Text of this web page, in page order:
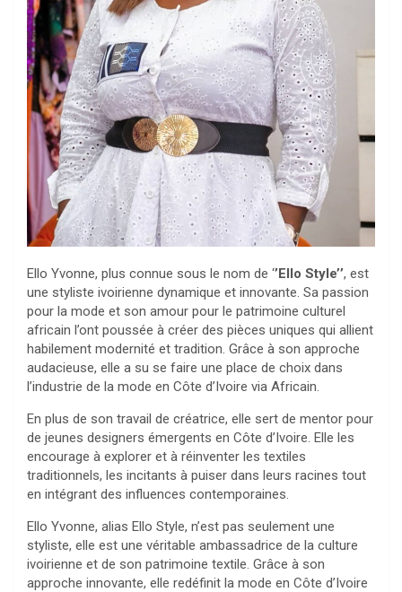
Ello Yvonne, plus connue sous le nom de ‘’Ello Style’’, est
une styliste ivoirienne dynamique et innovante. Sa passion
pour la mode et son amour pour le patrimoine culturel
africain l’ont poussée à créer des pièces uniques qui allient
habilement modernité et tradition. Grâce à son approche
audacieuse, elle a su se faire une place de choix dans
l’industrie de la mode en Côte d’Ivoire via Africain.
En plus de son travail de créatrice, elle sert de mentor pour
de jeunes designers émergents en Côte d’Ivoire. Elle les
encourage à explorer et à réinventer les textiles
traditionnels, les incitants à puiser dans leurs racines tout
en intégrant des influences contemporaines.
Ello Yvonne, alias Ello Style, n’est pas seulement une
styliste, elle est une véritable ambassadrice de la culture
ivoirienne et de son patrimoine textile. Grâce à son
approche innovante, elle redéfinit la mode en Côte d’Ivoire